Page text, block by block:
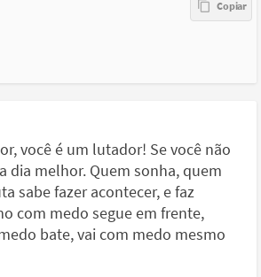
você é um lutador! Se você não
dia melhor. Quem sonha, quem
sabe fazer acontecer, e faz
com medo segue em frente,
bate, vai com medo mesmo